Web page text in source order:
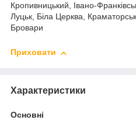
Кропивницький, Івано-
Луцьк, Біла Церква,
Бровари
Приховати
Характеристики
Основні